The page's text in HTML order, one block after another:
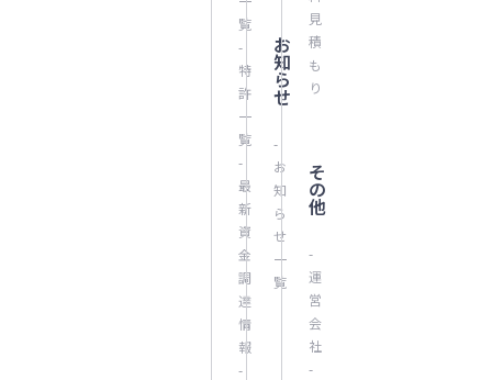
覧
-
特
許
一
覧
-
最
新
資
金
調
達
情
報
-
お
知
ら
せ
-
お
知
ら
せ
一
覧
見
積
も
り
そ
の
他
-
運
営
会
社
-